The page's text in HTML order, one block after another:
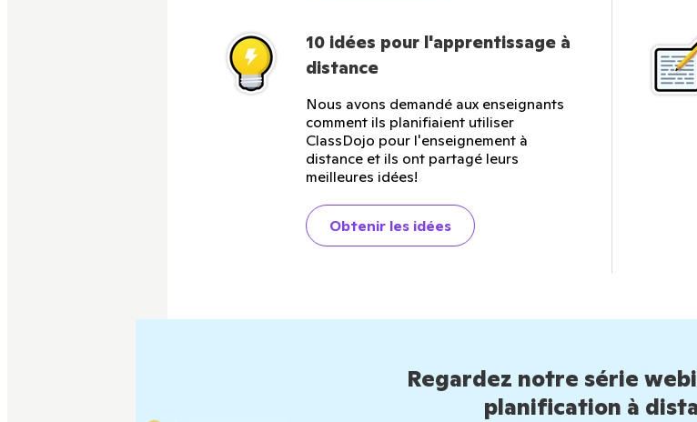
10 idées pour l'apprentissage à
distance
Nous avons demandé aux enseignants
comment ils planifiaient utiliser
ClassDojo pour l'enseignement à
distance et ils ont partagé leurs
meilleures idées!
Obtenir les idées
Regardez notre série
planification à